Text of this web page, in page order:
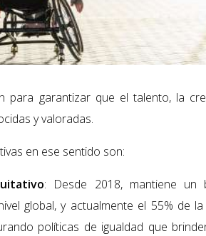
para garantizar que el talento, la
y valoradas.
en ese sentido son:
: Desde 2018, mantiene un
global, y actualmente el 55% de
políticas de igualdad que